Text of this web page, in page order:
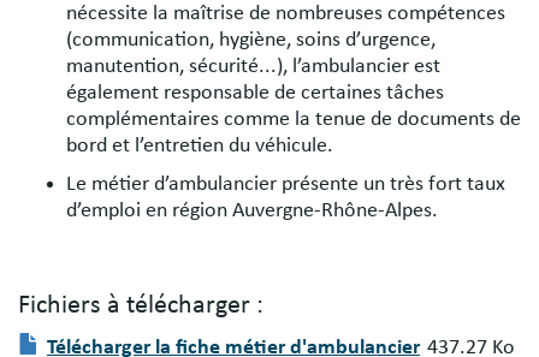
nécessite la maîtrise de nombreuses compétences
(communication, hygiène, soins d’urgence,
manutention, sécurité...), l’ambulancier est
également responsable de certaines tâches
complémentaires comme la tenue de documents de
bord et l’entretien du véhicule.
Le métier d’ambulancier présente un très fort taux
d’emploi en région Auvergne-Rhône-Alpes.
Fichiers à télécharger :
Fichier(s)
Document
Télécharger la fiche métier d'ambulancier 437.27 Ko